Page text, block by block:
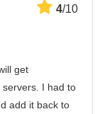
4/10
get
I had to
add it back to